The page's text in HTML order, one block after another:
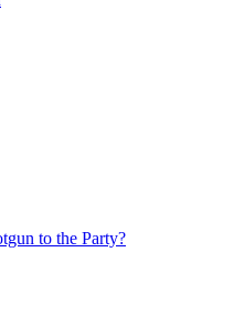
to the Party?